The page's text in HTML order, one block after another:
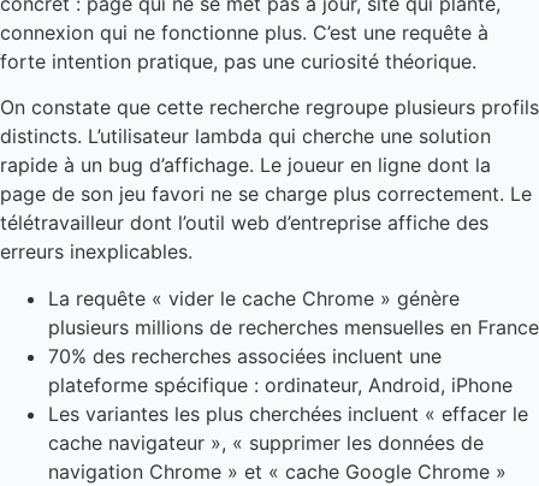
connexion qui ne fonctionne plus. C’est une requête à
forte intention pratique, pas une curiosité théorique.
On constate que cette recherche regroupe plusieurs profils
distincts. L’utilisateur lambda qui cherche une solution
rapide à un bug d’affichage. Le joueur en ligne dont la
page de son jeu favori ne se charge plus correctement. Le
télétravailleur dont l’outil web d’entreprise affiche des
erreurs inexplicables.
La requête « vider le cache Chrome » génère
plusieurs millions de recherches mensuelles en France
70% des recherches associées incluent une
plateforme spécifique : ordinateur, Android, iPhone
Les variantes les plus cherchées incluent « effacer le
cache navigateur », « supprimer les données de
navigation Chrome » et « cache Google Chrome »